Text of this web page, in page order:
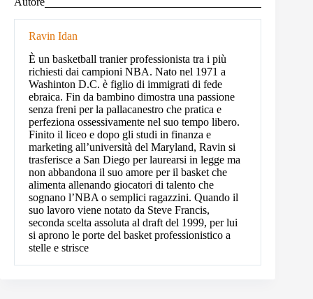
Ravin Idan
È un basketball tranier professionista tra i più
richiesti dai campioni NBA. Nato nel 1971 a
Washinton D.C. è figlio di immigrati di fede
ebraica. Fin da bambino dimostra una passione
senza freni per la pallacanestro che pratica e
perfeziona ossessivamente nel suo tempo libero.
Finito il liceo e dopo gli studi in finanza e
marketing all’università del Maryland, Ravin si
trasferisce a San Diego per laurearsi in legge ma
non abbandona il suo amore per il basket che
alimenta allenando giocatori di talento che
sognano l’NBA o semplici ragazzini. Quando il
suo lavoro viene notato da Steve Francis,
seconda scelta assoluta al draft del 1999, per lui
si aprono le porte del basket professionistico a
stelle e strisce